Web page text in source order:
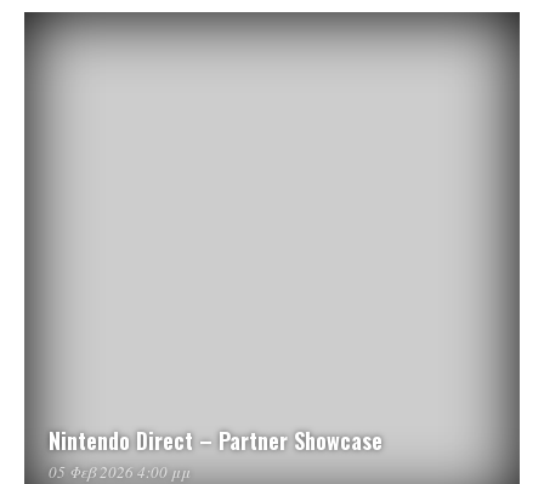
Nintendo Direct – Partner Showcase
05 Φεβ 2026 4:00 μμ